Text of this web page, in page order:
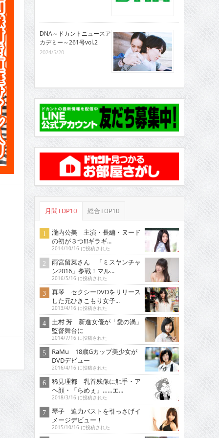
DNA～ドカントニュースア
カデミー～261号vol.2
2024/5/20
月間TOP10 総合TOP10
瀧内公美 主演・長編・ヌード
の初が３つ!!!ギラギ...
2014/10/16 に投稿された
雨宮留菜さん 「ミスヤンチャ
ン2016」参戦！マル...
2016/5/16 に投稿された
真琴 セクシーDVDをリリース
した元ひきこもり女子...
2013/4/16 に投稿された
土村 芳 新進女優が「愛の渦」
監督舞台に
2014/7/16 に投稿された
RaMu 18歳Gカップ美少女が
DVDデビュー
2016/4/16 に投稿された
稀見理都 乳首残像に触手・ア
ヘ顔・「らめぇ」……エ...
2018/3/16 に投稿された
琴子 迫力バストを引っさげイ
メージデビュー！
2015/10/16 に投稿された